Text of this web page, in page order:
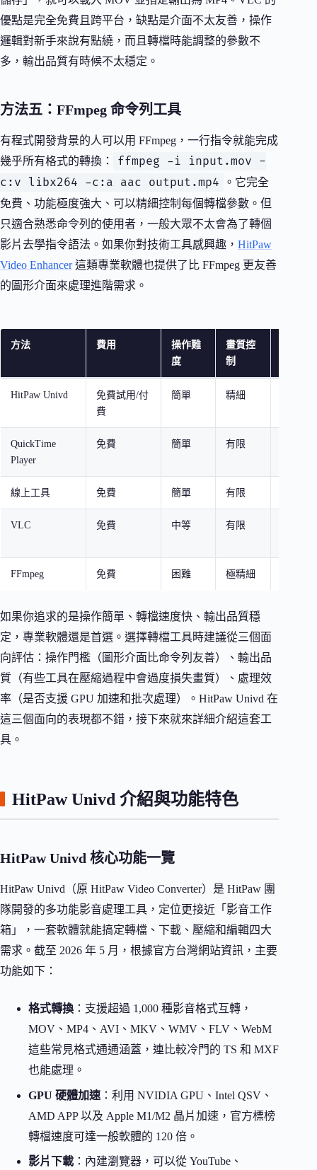
優點是完全免費且跨平台，缺點是介面不太友善，操作
邏輯對新手來說有點繞，而且轉檔時能調整的參數不
多，輸出品質有時候不太穩定。
方法五：FFmpeg 命令列工具
有程式開發背景的人可以用 FFmpeg，一行指令就能完成
幾乎所有格式的轉換：
ffmpeg -i input.mov -
c:v libx264 -c:a aac output.mp4
。它完全
免費、功能極度強大、可以精細控制每個轉檔參數。但
只適合熟悉命令列的使用者，一般大眾不太會為了轉個
影片去學指令語法。如果你對技術工具感興趣， HitPaw
Video Enhancer這類專業軟體也提供了比 FFmpeg 更友善
的圖形介面來處理進階需求。
方法 費用
操作難
度
畫質控
制
HitPaw Univd
免費試用/付
費
簡單 精細
QuickTime
Player
免費 簡單 有限
線上工具 免費 簡單 有限
VLC 免費 中等 有限
FFmpeg 免費 困難 極精細
如果你追求的是操作簡單、轉檔速度快、輸出品質穩
定，專業軟體還是首選。選擇轉檔工具時建議從三個面
向評估：操作門檻（圖形介面比命令列友善）、輸出品
質（有些工具在壓縮過程中會過度損失畫質）、處理效
率（是否支援 GPU 加速和批次處理）。HitPaw Univd 在
這三個面向的表現都不錯，接下來就來詳細介紹這套工
具。
HitPaw Univd 介紹與功能特色
HitPaw Univd 核心功能一覽
HitPaw Univd（原 HitPaw Video Converter）是 HitPaw 團
隊開發的多功能影音處理工具，定位更接近「影音工作
箱」，一套軟體就能搞定轉檔、下載、壓縮和編輯四大
需求。截至 2026 年 5 月，根據官方台灣網站資訊，主要
功能如下：
格式轉換 ：支援超過 1,000 種影音格式互轉，
MOV、MP4、AVI、MKV、WMV、FLV、WebM
這些常見格式通通涵蓋，連比較冷門的 TS 和 MXF
也能處理。
GPU 硬體加速 ：利用 NVIDIA GPU、Intel QSV、
AMD APP 以及 Apple M1/M2 晶片加速，官方標榜
轉檔速度可達一般軟體的 120 倍。
影片下載 ：內建瀏覽器，可以從 YouTube、